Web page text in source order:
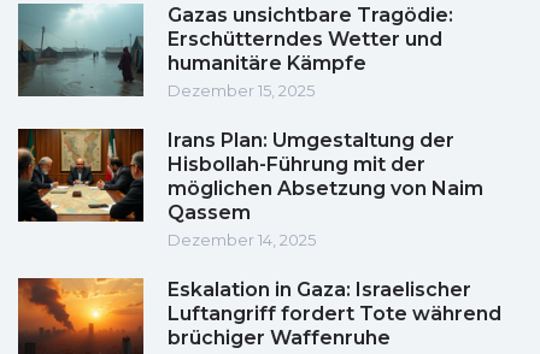
Gazas unsichtbare Tragödie:
Erschütterndes Wetter und
humanitäre Kämpfe
Dezember 15, 2025
Irans Plan: Umgestaltung der
Hisbollah-Führung mit der
möglichen Absetzung von Naim
Qassem
Dezember 14, 2025
Eskalation in Gaza: Israelischer
Luftangriff fordert Tote während
brüchiger Waffenruhe